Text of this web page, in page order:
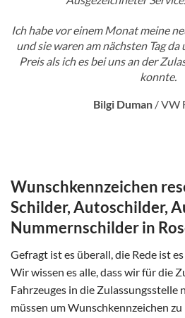
Ich habe vor einem Monat meine
und sie waren am nächsten Tag
Preis als ich es bei uns an der
konnte.
Bilgi Duman /VW
Wunschkennzeichen
Schilder, Autoschilder,
Nummernschilder in
Gefragt ist es überall, die Rede ist
Wir wissen es alle, dass wir für die
Fahrzeuges in die Zulassungsstelle
müssen um Wunschkennzeichen